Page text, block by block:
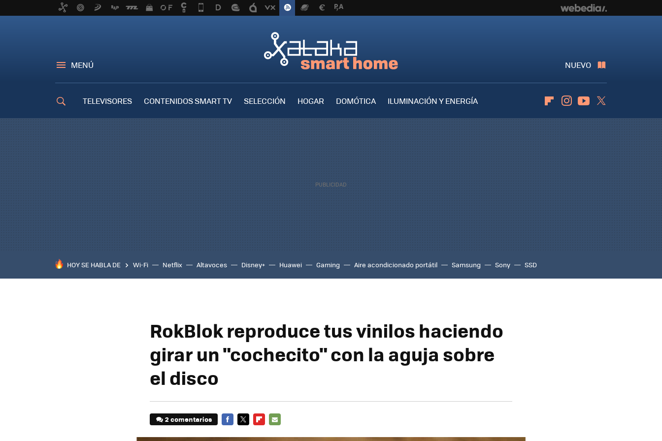
MENÚ NUEVO
TELEVISORES CONTENIDOS SMART TV SELECCIÓN HOGAR DOMÓTICA
ILUMINACIÓN Y ENERGÍA
FlipboardInstagramYoutube
HOY SE HABLA DE Wi-Fi Netflix Altavoces Disney+ Huawei Gaming Aire acondicionado portátil Samsung Sony SSD
RokBlok reproduce tus vinilos haciendo
girar un "cochecito" con la aguja sobre
el disco
2 comentarios